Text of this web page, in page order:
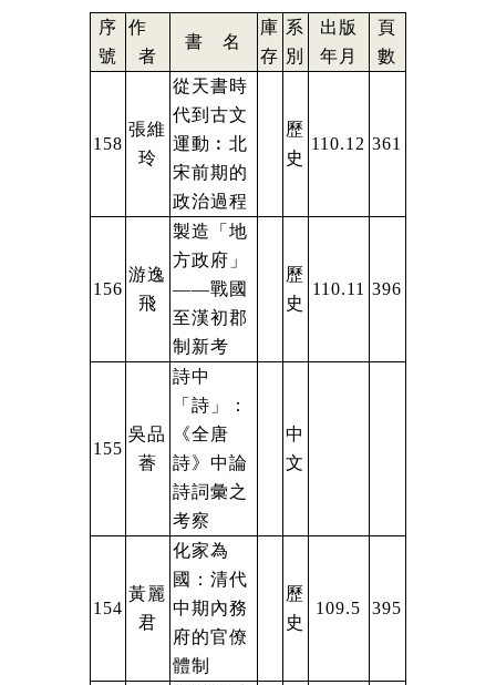
序
號
作
者
書 名
庫
存
系
別
出版
年月
頁
數
158
張維
玲
從天書時
代到古文
運動︰北
宋前期的
政治過程
歷
史
110.12 361
156
游逸
飛
製造「地
方政府」
——戰國
至漢初郡
制新考
歷
史
110.11 396
155
吳品
萫
詩中
「詩」：
《全唐
詩》中論
詩詞彙之
考察
中
文
154
黃麗
君
化家為
國：清代
中期內務
府的官僚
體制
歷
史
109.5 395